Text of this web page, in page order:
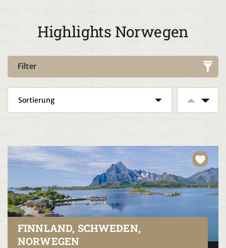
Highlights Norwegen
Filter
FINNLAND, SCHWEDEN,
NORWEGEN